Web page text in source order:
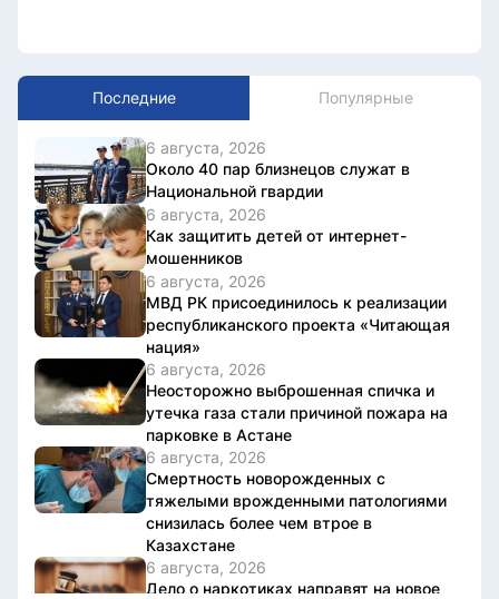
Последние Популярные
6 августа, 2026
Около 40 пар близнецов служат в
Национальной гвардии
6 августа, 2026
Как защитить детей от интернет-
мошенников
6 августа, 2026
МВД РК присоединилось к реализации
республиканского проекта «Читающая
нация»
6 августа, 2026
Неосторожно выброшенная спичка и
утечка газа стали причиной пожара на
парковке в Астане
6 августа, 2026
Смертность новорожденных с
тяжелыми врожденными патологиями
снизилась более чем втрое в
Казахстане
6 августа, 2026
Дело о наркотиках направят на новое